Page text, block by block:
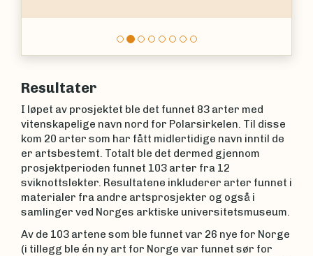
Resultater
I løpet av prosjektet ble det funnet 83 arter med
vitenskapelige navn nord for Polarsirkelen. Til disse
kom 20 arter som har fått midlertidige navn inntil de
er artsbestemt. Totalt ble det dermed gjennom
prosjektperioden funnet 103 arter fra 12
sviknottslekter. Resultatene inkluderer arter funnet i
materialer fra andre artsprosjekter og også i
samlinger ved Norges arktiske universitetsmuseum.
Av de 103 artene som ble funnet var 26 nye for Norge
(i tillegg ble én ny art for Norge var funnet sør for